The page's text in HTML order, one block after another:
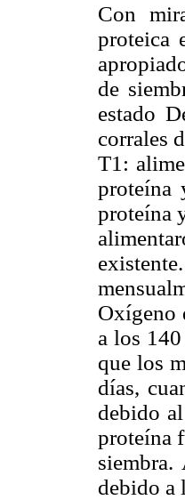
Con
proteica
de
estado
corrales
T1:
proteína
proteína
Oxígeno
a los
que los
días,
debido
proteína
debido a